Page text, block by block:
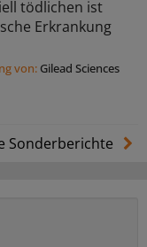
tödlichen ist
Erkrankung
von: Gilead Sciences
Sonderberichte